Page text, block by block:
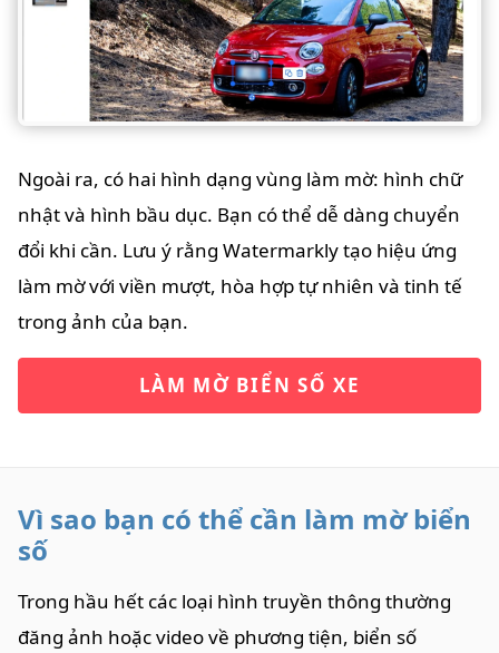
Ngoài ra, có hai hình dạng vùng làm mờ: hình chữ
nhật và hình bầu dục. Bạn có thể dễ dàng chuyển
đổi khi cần. Lưu ý rằng Watermarkly tạo hiệu ứng
làm mờ với viền mượt, hòa hợp tự nhiên và tinh tế
trong ảnh của bạn.
LÀM MỜ BIỂN SỐ XE
Vì sao bạn có thể cần làm mờ biển
số
Trong hầu hết các loại hình truyền thông thường
đăng ảnh hoặc video về phương tiện, biển số